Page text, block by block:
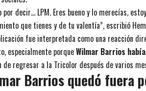
por decir… LPM. Eres bueno y lo merecías,
que tienes y de tu valentía”, escribió
fue interpretada como una reacción
especialmente porqueWilmar Barrios
de regresar a la Tricolor después de varios
Barrios quedó fuera